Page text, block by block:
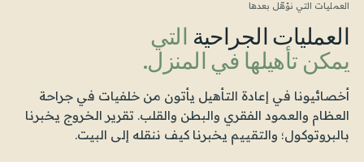
العمليات التي نؤهّل بعدها
العمليات الجراحية التي
يمكن تأهيلها في المنزل.
أخصائيونا في إعادة التأهيل يأتون من خلفيات في جراحة
العظام والعمود الفقري والبطن والقلب. تقرير الخروج يخبرنا
بالبروتوكول؛ والتقييم يخبرنا كيف ننقله إلى البيت.